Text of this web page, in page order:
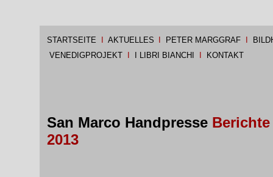
STARTSEITE AKTUELLES PETER MARGGRAF
VENEDIGPROJEKT
I LIBRI BIANCHI KONTAKT
San Marco Handpresse
2013